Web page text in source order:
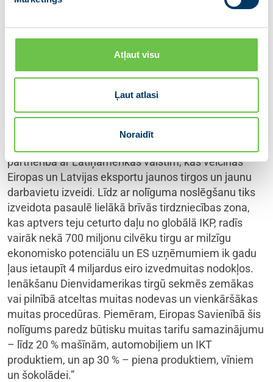
Atļaut visu
Ļaut atlasi
Noraidīt
uzticamiem partneriem globāli uzskatāmi demonstrē
pozitīvo ietekmi. Piemēram, pēc ES brīvās
tirdzniecības nolīgumu spēkā stāšanās, eksports uz
Koreju pieauga gandrīz desmitkārtīgi (kopš 2011.
gada), uz Kanādu – par 166 % (kopš 2017. gada) un
uz Japānu – par 49 % (kopš 2019. gada).
Attiecībā uz ES–Mercosur Brīvās tirdzniecības
partnerība ar Latīņamerikas valstīm, kas veicinās
Eiropas un Latvijas eksportu jaunos tirgos un jaunu
darbavietu izveidi. Līdz ar nolīguma noslēgšanu tiks
izveidota pasaulē lielākā brīvās tirdzniecības zona,
kas aptvers teju ceturto daļu no globālā IKP, radīs
vairāk nekā 700 miljonu cilvēku tirgu ar milzīgu
ekonomisko potenciālu un ES uzņēmumiem ik gadu
ļaus ietaupīt 4 miljardus eiro izvedmuitas nodokļos.
Ienākšanu Dienvidamerikas tirgū sekmēs zemākas
vai pilnībā atceltas muitas nodevas un vienkāršākas
muitas procedūras. Piemēram, Eiropas Savienībā šis
nolīgums paredz būtisku muitas tarifu samazinājumu
– līdz 20 % mašīnām, automobiļiem un IKT
produktiem, un ap 30 % – piena produktiem, vīniem
un šokolādei.”